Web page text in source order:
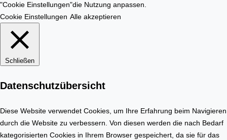
m
a
r
r
t
e
l
"Cookie Einstellungen"die Nutzung anpassen.
Cookie Einstellungen Alle akzeptieren
Schließen
Datenschutzübersicht
Diese Website verwendet Cookies, um Ihre Erfahrung beim Navigieren
durch die Website zu verbessern. Von diesen werden die nach Bedarf
kategorisierten Cookies in Ihrem Browser gespeichert, da sie für das